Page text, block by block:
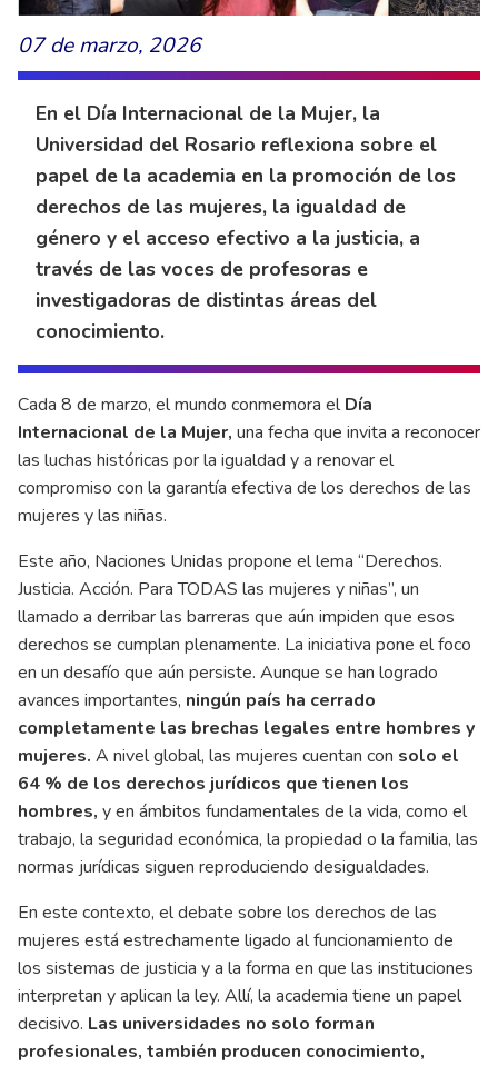
07 de marzo, 2026
En el Día Internacional de la Mujer, la
Universidad del Rosario reflexiona sobre el
papel de la academia en la promoción de los
derechos de las mujeres, la igualdad de
género y el acceso efectivo a la justicia, a
través de las voces de profesoras e
investigadoras de distintas áreas del
conocimiento.
Cada 8 de marzo, el mundo conmemora elDía
Internacional de la Mujer, una fecha que invita a reconocer
las luchas históricas por la igualdad y a renovar el
compromiso con la garantía efectiva de los derechos de las
mujeres y las niñas.
Este año, Naciones Unidas propone el lema “Derechos.
Justicia. Acción. Para TODAS las mujeres y niñas”, un
llamado a derribar las barreras que aún impiden que esos
derechos se cumplan plenamente. La iniciativa pone el foco
en un desafío que aún persiste. Aunque se han logrado
avances importantes, ningún país ha cerrado
completamente las brechas legales entre hombres y
mujeres. A nivel global, las mujeres cuentan con solo el
64 % de los derechos jurídicos que tienen los
hombres, y en ámbitos fundamentales de la vida, como el
trabajo, la seguridad económica, la propiedad o la familia, las
normas jurídicas siguen reproduciendo desigualdades.
En este contexto, el debate sobre los derechos de las
mujeres está estrechamente ligado al funcionamiento de
los sistemas de justicia y a la forma en que las instituciones
interpretan y aplican la ley. Allí, la academia tiene un papel
decisivo. Las universidades no solo forman
profesionales, también producen conocimiento,